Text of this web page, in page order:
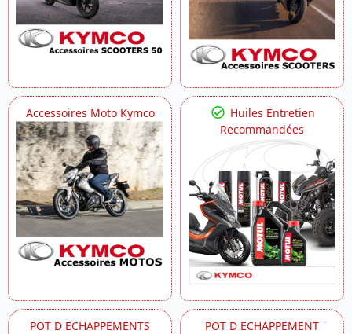
Accessoires Moto Kymco
Huiles Entretien
Recommandées
POT D ECHAPPEMENTS
POT D ECHAPPEMENT